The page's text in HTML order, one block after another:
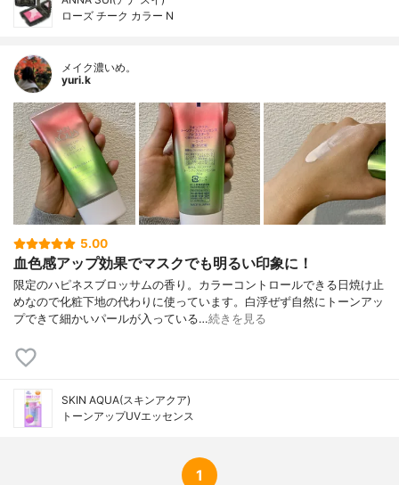
ローズ チーク カラー N
メイク濃いめ。
yuri.k
5.00
血色感アップ効果でマスクでも明るい印象に！
限定のハピネスブロッサムの香り。カラーコントロールできる日焼け止
めなので化粧下地の代わりに使っています。白浮ぜず自然にトーンアッ
プできて細かいパールが入っている…続きを見る
SKIN AQUA(スキンアクア)
トーンアップUVエッセンス
1